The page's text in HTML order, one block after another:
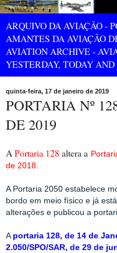
ARQUIVO DA AVIAÇÃO -
AMANTES DA AVIAÇÃO
AVIATION ARCHIVE -
YESTERDAY, TODAY
quinta-feira, 17 de janeiro de 2019
PORTARIA Nº
DE 2019
APortaria 128 altera a
de 2018.
A Portaria 2050 estabelece
bordo em meio físico e já
alterações e publicou a
Aportaria 128, de 14 de
2.050/SPO/SAR, de 29 de